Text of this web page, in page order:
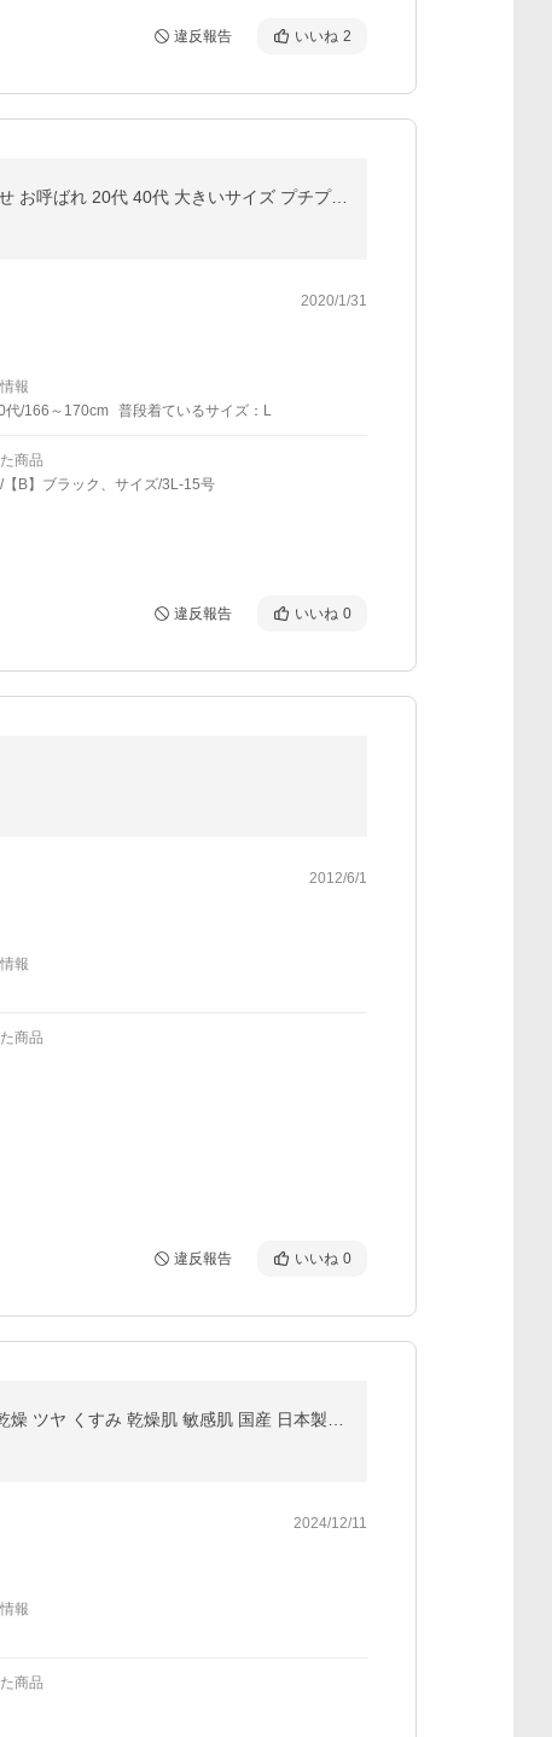
違反報告 いいね 2
パーティードレス 結婚式 服装 ドレス フォーマル ワンピース 即日発送 韓国 ロング丈 体型カバー 顔合わせ お呼ばれ 20代 40代 大きいサイズ プチプラ 袖あり
2020/1/31
報
代/166～170cm 普段着ているサイズ：L
商品
【B】ブラック、サイズ/3L-15号
違反報告 いいね 0
2012/6/1
報
商品
違反報告 いいね 0
2024/12/11
報
商品